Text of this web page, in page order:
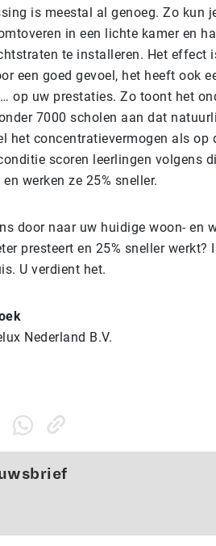
is meestal al genoeg. Zo kun
in een lichte kamer en
te installeren. Het effect
een goed gevoel, het heeft ook
op uw prestaties. Zo toont het
7000 scholen aan dat
het concentratievermogen als op
scoren leerlingen volgens
werken ze 25% sneller.
door naar uw huidige woon- en
presteert en 25% sneller
U verdient het.
Nederland B.V.